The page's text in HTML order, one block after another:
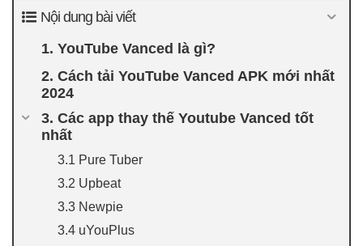
Nội dung bài viết
1. YouTube Vanced là gì?
2. Cách tải YouTube Vanced APK mới nhất
2024
3. Các app thay thế Youtube Vanced tốt
nhất
3.1 Pure Tuber
3.2 Upbeat
3.3 Newpie
3.4 uYouPlus